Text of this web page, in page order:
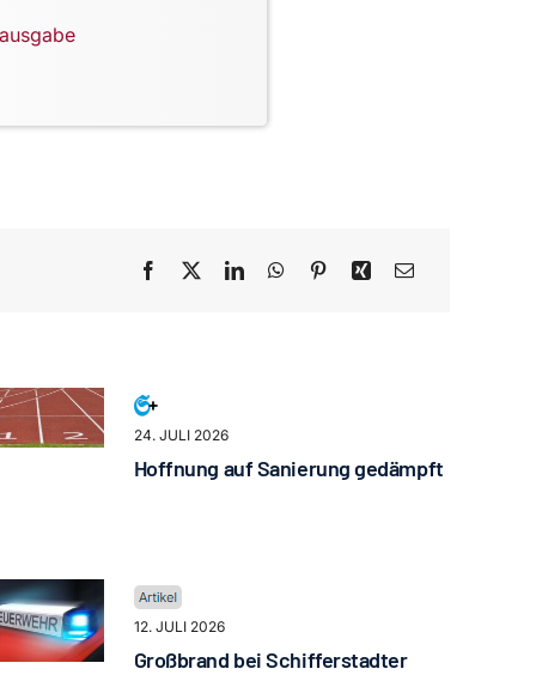
24. JULI 2026
Hoffnung auf Sanierung gedämpft
12. JULI 2026
Großbrand bei Schifferstadter